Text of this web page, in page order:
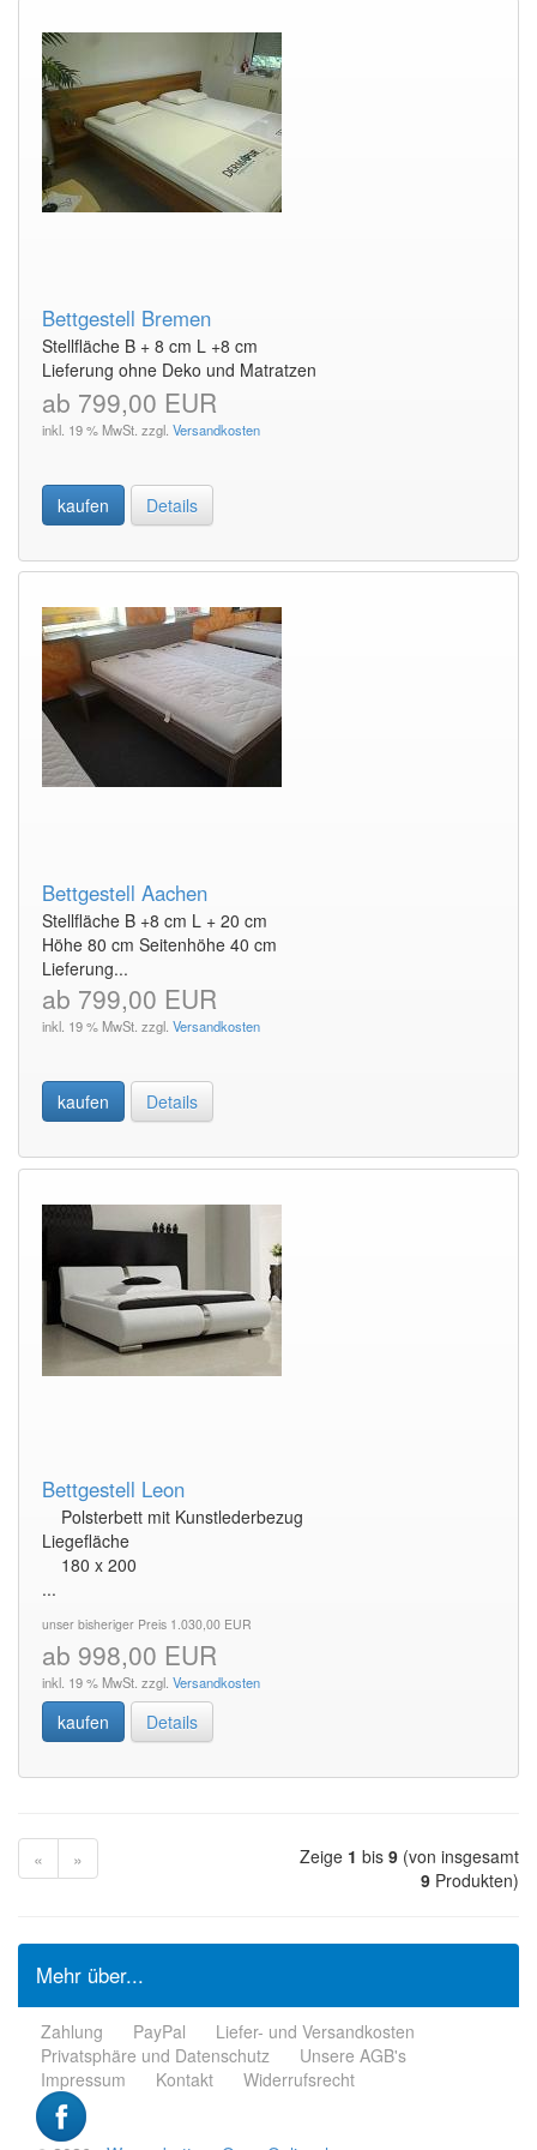
Bettgestell Bremen
Stellfläche B + 8 cm L +8 cm
Lieferung ohne Deko und Matratzen
ab 799,00 EUR
inkl. 19 % MwSt. zzgl. Versandkosten
kaufen Details
Bettgestell Aachen
Stellfläche B +8 cm L + 20 cm
Höhe 80 cm Seitenhöhe 40 cm
Lieferung...
ab 799,00 EUR
inkl. 19 % MwSt. zzgl. Versandkosten
kaufen Details
Bettgestell Leon
Polsterbett mit Kunstlederbezug
Liegefläche
180 x 200
...
unser bisheriger Preis 1.030,00 EUR
ab 998,00 EUR
inkl. 19 % MwSt. zzgl. Versandkosten
kaufen Details
« » Zeige 1 bis 9 (von insgesamt
9 Produkten)
Mehr über...
Zahlung PayPal
Liefer- und Versandkosten
Privatsphäre und Datenschutz
Unsere AGB's
Impressum
Kontakt Widerrufsrecht